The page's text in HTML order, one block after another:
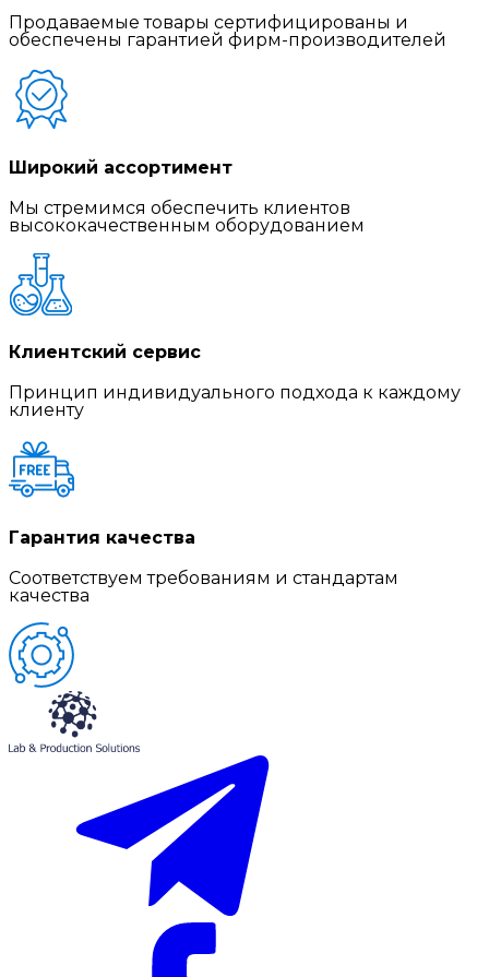
Продаваемые товары сертифицированы и
обеспечены гарантией фирм-производителей
Широкий ассортимент
Мы стремимся обеспечить клиентов
высококачественным оборудованием
Клиентский сервис
Принцип индивидуального подхода к каждому
клиенту
Гарантия качества
Соответствуем требованиям и стандартам
качества